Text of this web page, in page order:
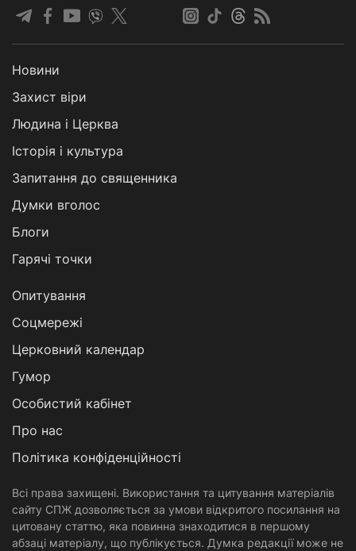
Новини
Захист віри
Людина і Церква
Історія і культура
Запитання до священника
Думки вголос
Блоги
Гарячі точки
Опитування
Соцмережі
Церковний календар
Гумор
Особистий кабінет
Про нас
Політика конфіденційності
Всі права захищені. Використання та цитування матеріалів
сайту СПЖ дозволяється за умови відкритого посилання на
цитовану статтю, яка повинна знаходитися в першому
абзаці матеріалу, що публікується. Думка редакції може не